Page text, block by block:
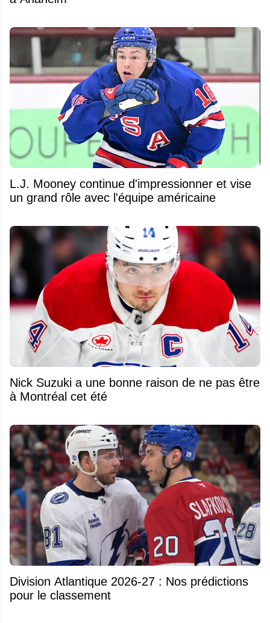
L.J. Mooney continue d'impressionner et vise
un grand rôle avec l'équipe américaine
Nick Suzuki a une bonne raison de ne pas être
à Montréal cet été
Division Atlantique 2026-27 : Nos prédictions
pour le classement